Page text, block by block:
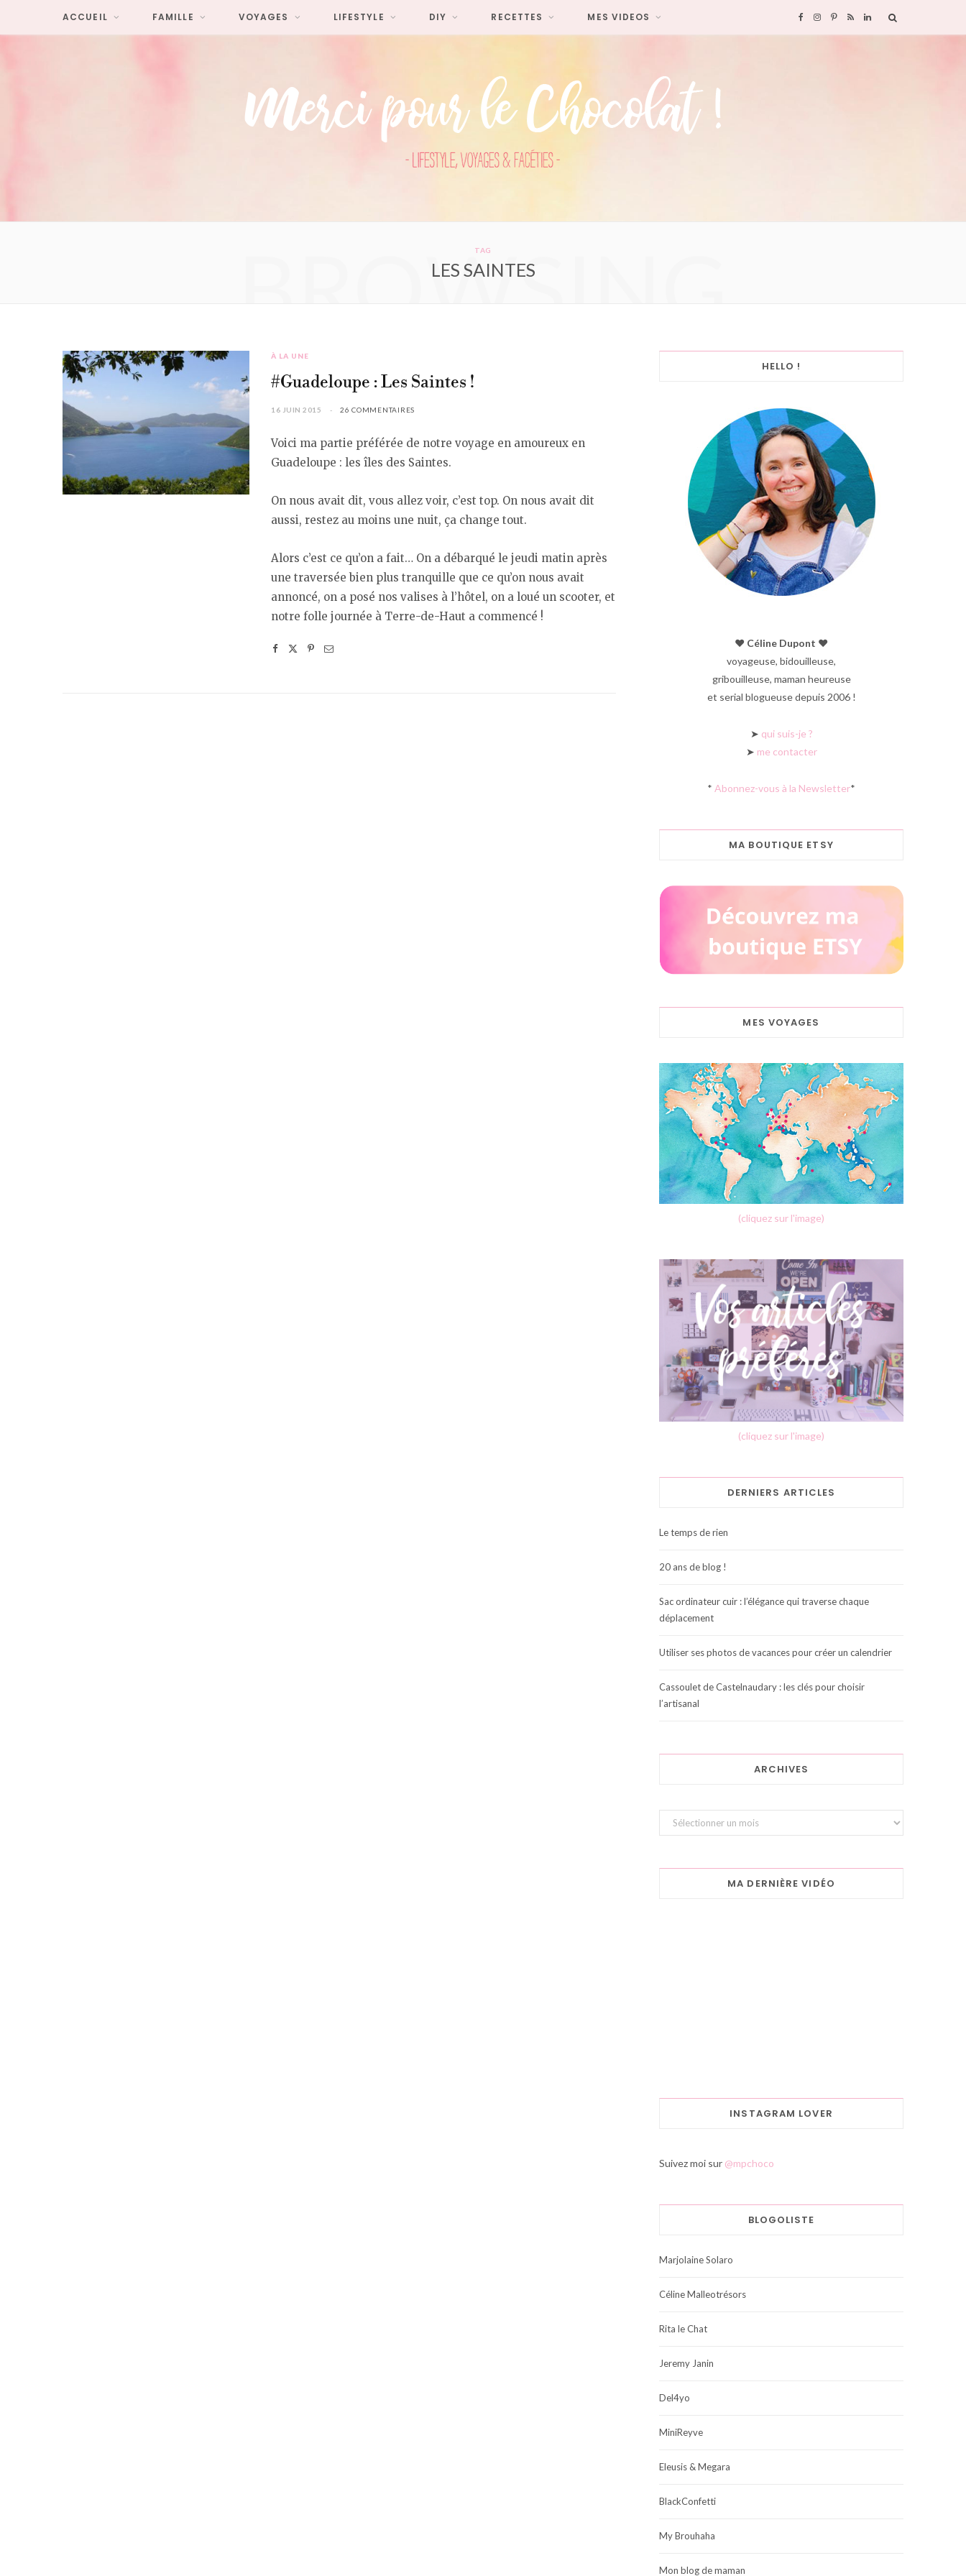
F I P
e
R L
I
ACCUEIL FAMILLE VOYAGES LIFESTYLE DIY RECETTES MES VIDEOS
TAG
LES SAINTES
BROWSING
À LA UNE
#Guadeloupe : Les Saintes !
16 JUIN 2015 26 COMMENTAIRES
Voici ma partie préférée de notre voyage en amoureux en
Guadeloupe : les îles des Saintes.
On nous avait dit, vous allez voir, c’est top. On nous avait dit
aussi, restez au moins une nuit, ça change tout.
Alors c’est ce qu’on a fait… On a débarqué le jeudi matin après
une traversée bien plus tranquille que ce qu’on nous avait
annoncé, on a posé nos valises à l’hôtel, on a loué un scooter, et
notre folle journée à Terre-de-Haut a commencé !
HELLO !
♥︎ Céline Dupont ♥︎
voyageuse, bidouilleuse,
gribouilleuse, maman heureuse
et serial blogueuse depuis 2006 !
➤ qui suis-je ?
➤ me contacter
* Abonnez-vous à la Newsletter*
MA BOUTIQUE ETSY
MES VOYAGES
(cliquez sur l'image)
(cliquez sur l'image)
DERNIERS ARTICLES
Le temps de rien
20 ans de blog !
Sac ordinateur cuir : l’élégance qui traverse chaque
déplacement
Utiliser ses photos de vacances pour créer un calendrier
Cassoulet de Castelnaudary : les clés pour choisir
l’artisanal
ARCHIVES
Archives
MA DERNIÈRE VIDÉO
INSTAGRAM LOVER
Suivez moi sur @mpchoco
BLOGOLISTE
Marjolaine Solaro
Céline Malleotrésors
Rita le Chat
Jeremy Janin
Del4yo
MiniReyve
Eleusis & Megara
BlackConfetti
My Brouhaha
Mon blog de maman